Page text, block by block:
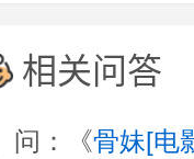
相关问答
问：《骨妹[电